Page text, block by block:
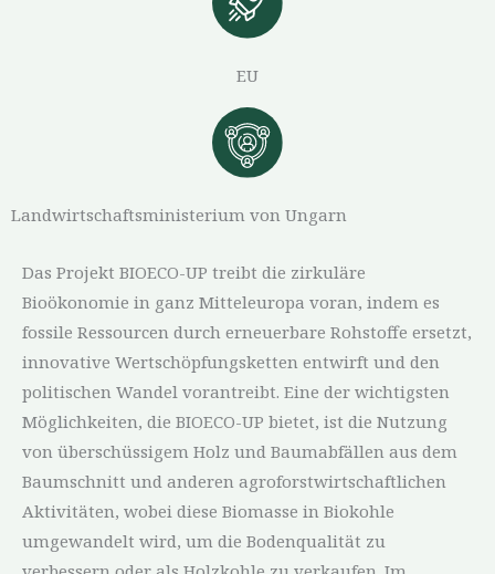
EU
Landwirtschaftsministerium von Ungarn
Das Projekt BIOECO-UP treibt die zirkuläre
Bioökonomie in ganz Mitteleuropa voran, indem es
fossile Ressourcen durch erneuerbare Rohstoffe ersetzt,
innovative Wertschöpfungsketten entwirft und den
politischen Wandel vorantreibt. Eine der wichtigsten
Möglichkeiten, die BIOECO-UP bietet, ist die Nutzung
von überschüssigem Holz und Baumabfällen aus dem
Baumschnitt und anderen agroforstwirtschaftlichen
Aktivitäten, wobei diese Biomasse in Biokohle
umgewandelt wird, um die Bodenqualität zu